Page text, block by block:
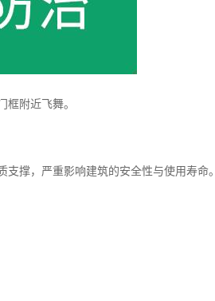
附近飞舞。
撑，严重影响建筑的安全性与使用寿命。